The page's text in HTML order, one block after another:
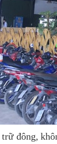
đông,